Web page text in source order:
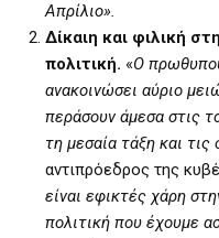
Απρίλιο».
Δίκαιη και φιλική
πολιτική. «Ο
ανακοινώσει αύριο
περάσουν άμεσα στις
τη μεσαία τάξη και τις
αντιπρόεδρος της
είναι εφικτές χάρη
πολιτική που έχουμε